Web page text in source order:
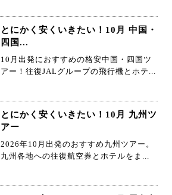
とにかく安くいきたい！10月 中国・
四国...
10月出発におすすめの格安中国・四国ツ
アー！往復JALグループの飛行機とホテ...
とにかく安くいきたい！10月 九州ツ
アー
2026年10月出発のおすすめ九州ツアー。
九州各地への往復航空券とホテルをま...